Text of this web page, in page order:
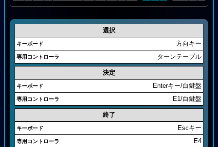
選択
方向キー
ターンテーブル
決定
Enterキー/白鍵盤
E1/白鍵盤
終了
Escキー
E4